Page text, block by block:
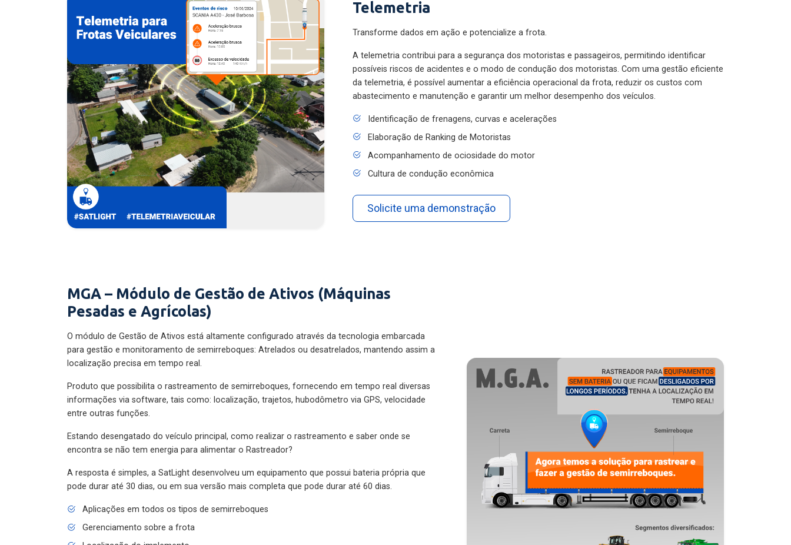
Transforme dados em ação e potencialize a frota.
A telemetria contribui para a segurança dos motoristas e passageiros, permitindo identificar
possíveis riscos de acidentes e o modo de condução dos motoristas. Com uma gestão eficiente
da telemetria, é possível aumentar a eficiência operacional da frota, reduzir os custos com
abastecimento e manutenção e garantir um melhor desempenho dos veículos.
Identificação de frenagens, curvas e acelerações
Elaboração de Ranking de Motoristas
Acompanhamento de ociosidade do motor
Cultura de condução econômica
Solicite uma demonstração
MGA – Módulo de Gestão de Ativos (Máquinas
Pesadas e Agrícolas)
O módulo de Gestão de Ativos está altamente configurado através da tecnologia embarcada
para gestão e monitoramento de semirreboques: Atrelados ou desatrelados, mantendo assim a
localização precisa em tempo real.
Produto que possibilita o rastreamento de semirreboques, fornecendo em tempo real diversas
informações via software, tais como: localização, trajetos, hubodômetro via GPS, velocidade
entre outras funções.
Estando desengatado do veículo principal, como realizar o rastreamento e saber onde se
encontra se não tem energia para alimentar o Rastreador?
A resposta é simples, a SatLight desenvolveu um equipamento que possui bateria própria que
pode durar até 30 dias, ou em sua versão mais completa que pode durar até 60 dias.
Aplicações em todos os tipos de semirreboques
Gerenciamento sobre a frota
Localização do implemento